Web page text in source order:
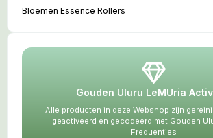
Bloemen Essence Rollers
Gouden Uluru LeMUria
Alle producten in deze Webshop zijn
geactiveerd en gecodeerd met Gouden
Frequenties